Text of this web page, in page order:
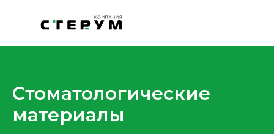
Стоматологические
материалы